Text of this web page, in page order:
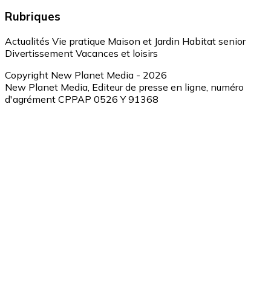
Rubriques
Actualités Vie pratique Maison et Jardin Habitat senior
Divertissement Vacances et loisirs
Copyright New Planet Media - 2026
New Planet Media, Editeur de presse en ligne, numéro
d'agrément CPPAP 0526 Y 91368